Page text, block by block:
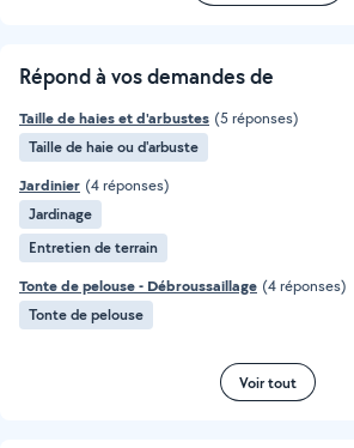
Répond à vos demandes de
Taille de haies et d'arbustes (5 réponses)
Taille de haie ou d'arbuste
Jardinier (4 réponses)
Jardinage
Entretien de terrain
Tonte de pelouse - Débroussaillage (4 réponses)
Tonte de pelouse
Voir tout